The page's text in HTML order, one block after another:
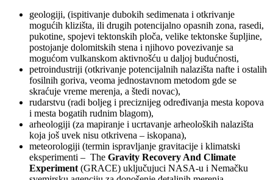
geologiji, (ispitivanje dubokih sedimenata i otkrivanje
mogućih klizišta, ili drugih potencijalno opasnih zona, rasedi,
pukotine, spojevi tektonskih ploča, velike tektonske šupljine,
postojanje dolomitskih stena i njihovo povezivanje sa
mogućom vulkanskom aktivnošću u daljoj budućnosti,
petroindustriji (otkrivanje potencijalnih nalazišta nafte i ostalih
fosilnih goriva, veoma jednostavnom metodom gde se
skraćuje vreme merenja, a štedi novac),
rudarstvu (radi boljeg i preciznijeg određivanja mesta kopova
i mesta bogatih rudnim blagom),
arheologiji (za mapiranje i ucrtavanje arheoloških nalazišta
koja još uvek nisu otkrivena – iskopana),
meteorologiji (termin ispravljanje gravitacije i klimatski
eksperimenti – The Gravity Recovery And Climate
Experiment (GRACE) uključujuci NASA-u i Nemačku